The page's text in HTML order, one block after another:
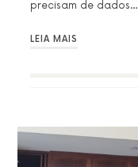
precisam de dados…
LEIA MAIS